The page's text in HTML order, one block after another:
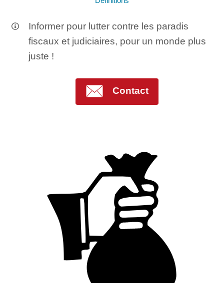
Informer pour lutter contre les paradis
fiscaux et judiciaires, pour un monde plus
juste !
Contact